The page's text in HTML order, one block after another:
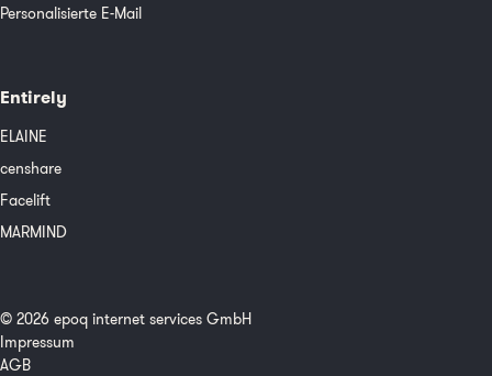
Personalisierte E-Mail
Entirely
ELAINE
censhare
Facelift
MARMIND
© 2026 epoq internet services GmbH
Impressum
AGB